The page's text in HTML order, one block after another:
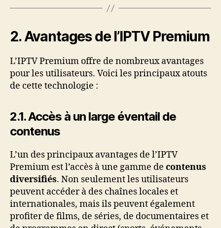
2. Avantages de l’IPTV Premium
L’IPTV Premium offre de nombreux avantages
pour les utilisateurs. Voici les principaux atouts
de cette technologie :
2.1. Accès à un large éventail de
contenus
L’un des principaux avantages de l’IPTV
Premium est l’accès à une gamme de contenus
diversifiés. Non seulement les utilisateurs
peuvent accéder à des chaînes locales et
internationales, mais ils peuvent également
profiter de films, de séries, de documentaires et